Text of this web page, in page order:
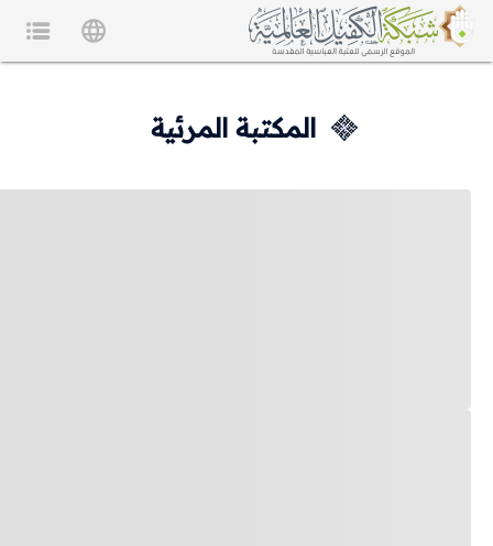
المكتبة المرئية